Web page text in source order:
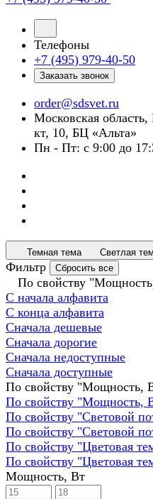
Телефоны
+7 (495) 979-40-50
Заказать звонок
order@sdsvet.ru
Московская
кт, 10, БЦ «Альта»
Пн - Пт: с 9:00 до
Темная тема Светлая
Фильтр Сбросить все
По свойству
С начала алфавита
С конца алфавита
Сначала дешевые
Сначала дорогие
Сначала недоступные
Сначала доступные
По свойству "Мощность,
По свойству "Мощность,
По свойству "Световой
По свойству "Световой
По свойству "Цветовая
По свойству "Цветовая
Мощность, Вт